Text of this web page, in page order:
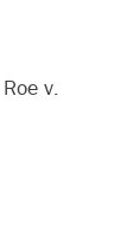
v.